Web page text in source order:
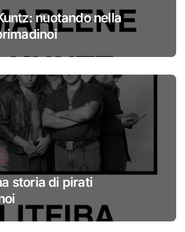
nuotando nella
storia di pirati